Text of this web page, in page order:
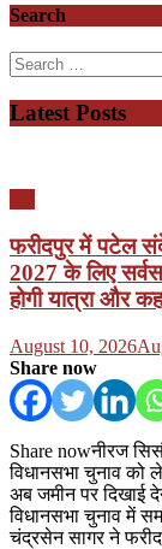
Search
Search
for:
Latest Posts
फरीदपुर में पटेल
2027 के लिए
होगी यात्रा और
Posted
on
August 10, 2026
Share now
Share nowनीरज
विधानसभा चुनाव को
अब जमीन पर दिखाई
विधानसभा चुनाव में
चंद्रसेन सागर ने